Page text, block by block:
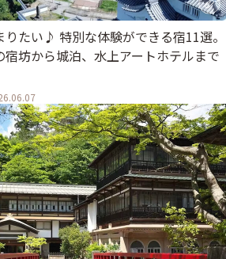
りたい♪ 特別な体験ができる宿11選。
宿坊から城泊、水上アートホテルまで